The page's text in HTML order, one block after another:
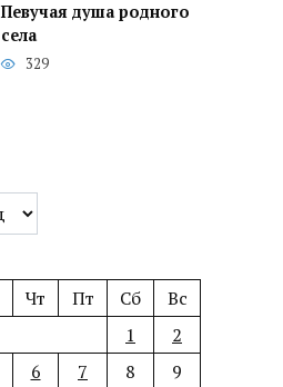
Певучая душа родного
села
329
Чт Пт Сб
Вс
1
2
6 7 8
9